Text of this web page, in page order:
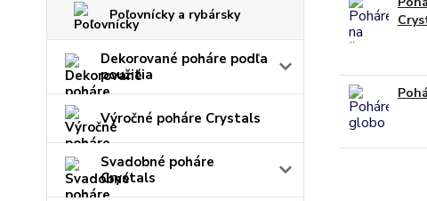
Poľovnícky a rybársky
Dekorované poháre podľa
použitia
Výročné poháre Crystals
Svadobné poháre
Crystals